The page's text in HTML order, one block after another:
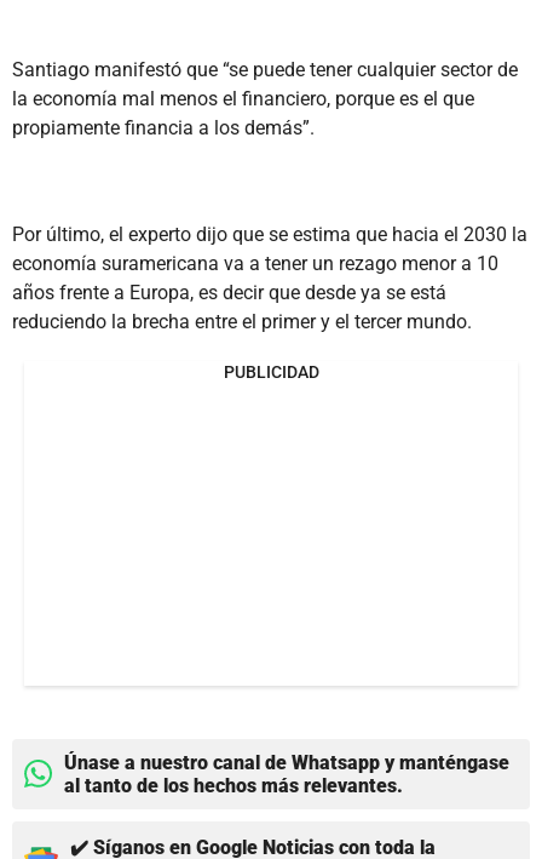
Santiago manifestó que “se puede tener cualquier sector de
la economía mal menos el financiero, porque es el que
propiamente financia a los demás”.
Por último, el experto dijo que se estima que hacia el 2030 la
economía suramericana va a tener un rezago menor a 10
años frente a Europa, es decir que desde ya se está
reduciendo la brecha entre el primer y el tercer mundo.
PUBLICIDAD
Únase a nuestro canal de Whatsapp y manténgase
al tanto de los hechos más relevantes.
✔️ Síganos en Google Noticias con toda la